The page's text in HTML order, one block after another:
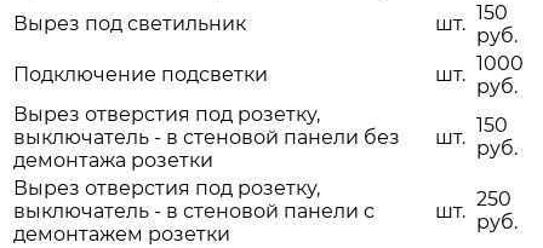
Вырез под светильник
шт. 150
руб.
Подключение подсветки
шт. 1000
руб.
Вырез отверстия под розетку,
выключатель - в стеновой панели без
демонтажа розетки
шт.
150
руб.
Вырез отверстия под розетку,
выключатель - в стеновой панели с
демонтажем розетки
шт.
250
руб.